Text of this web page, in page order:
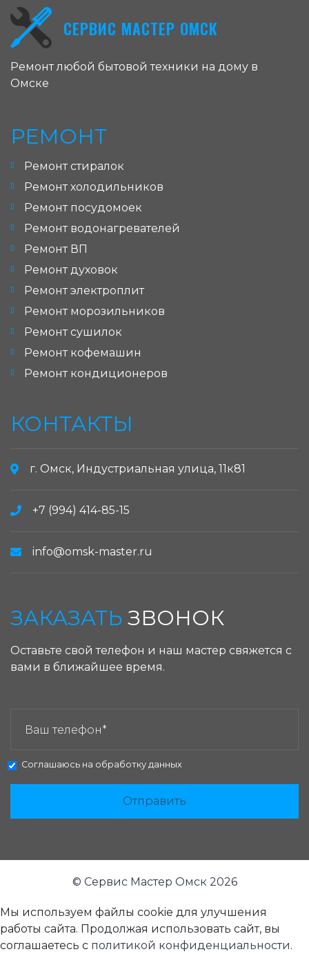
СЕРВИС МАСТЕР ОМСК
Ремонт любой бытовой техники на дому в
Омске
РЕМОНТ
Ремонт стиралок
Ремонт холодильников
Ремонт посудомоек
Ремонт водонагревателей
Ремонт ВП
Ремонт духовок
Ремонт электроплит
Ремонт морозильников
Ремонт сушилок
Ремонт кофемашин
Ремонт кондиционеров
КОНТАКТЫ
г. Омск, Индустриальная улица, 11к81
+7 (994) 414-85-15
info@omsk-master.ru
ЗАКАЗАТЬ ЗВОНОК
Оставьте свой телефон и наш мастер свяжется с
вами в ближайшее время.
Соглашаюсь на обработку данных
Отправить
© Сервис Мастер Омск 2026
Мы используем файлы cookie для улучшения
работы сайта. Продолжая использовать сайт, вы
соглашаетесь с политикой конфиденциальности.